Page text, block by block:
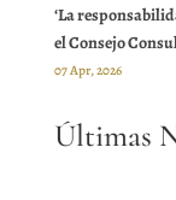
‘La
el Consejo
07 Apr, 2026
Últimas